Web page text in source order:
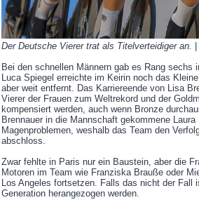
Der Deutsche Vierer trat als Titelverteidiger an.
Bei den schnellen Männern gab es Rang sechs
Luca Spiegel erreichte im Keirin noch das
aber weit entfernt. Das Karriereende von Lisa
Vierer der Frauen zum Weltrekord und der
kompensiert werden, auch wenn Bronze
Brennauer in die Mannschaft gekommene
Magenproblemen, weshalb das Team den
abschloss.
Zwar fehlte in Paris nur ein Baustein, aber die
Motoren im Team wie Franziska Brauße oder
Los Angeles fortsetzen. Falls das nicht der Fall
Generation herangezogen werden.